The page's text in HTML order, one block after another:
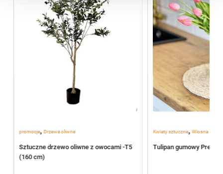
promocje, Drzewa oliwne
Sztuczne drzewo oliwne z owocami -T5
(160 cm)
Kwiaty sztuczne,Wiosna
Tulipan gumowy